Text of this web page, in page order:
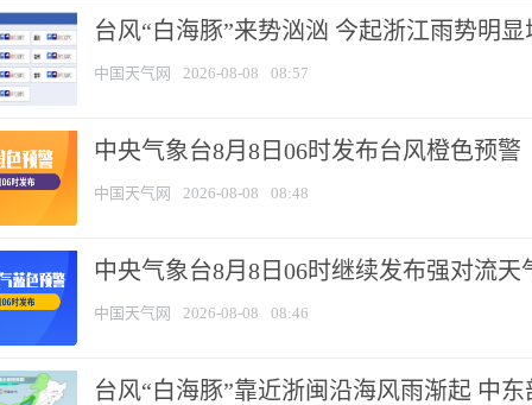
台风“白海豚”来势汹汹 今起浙江雨势明显
中国天气网 2026-08-08 08:57
中央气象台8月8日06时发布台风橙色预警
中国天气网 2026-08-08 08:48
中央气象台8月8日06时继续发布强对流天
中国天气网 2026-08-08 08:46
台风“白海豚”靠近浙闽沿海风雨渐起 中东